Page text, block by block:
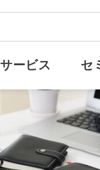
サービス セ
の資産をト